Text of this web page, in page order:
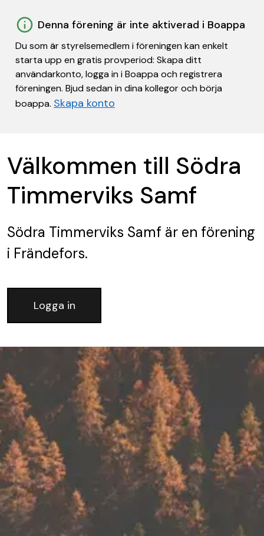
Denna förening är inte aktiverad i Boappa
Du som är styrelsemedlem i föreningen kan enkelt
starta upp en gratis provperiod: Skapa ditt
användarkonto, logga in i Boappa och registrera
föreningen. Bjud sedan in dina kollegor och börja
boappa. Skapa konto
Välkommen till Södra
Timmerviks Samf
Södra Timmerviks Samf är en förening
i Frändefors.
Logga in